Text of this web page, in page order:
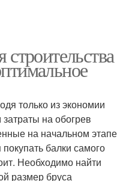
только из экономии
на обогрев
на начальном этапе
балки самого
Необходимо найти
размер бруса